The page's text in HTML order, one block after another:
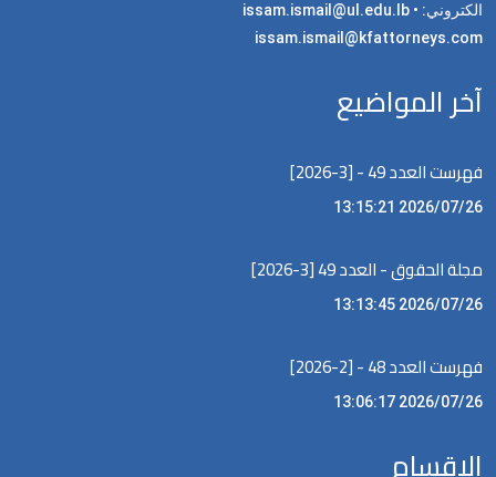
الكتروني: issam.ismail@ul.edu.lb •
issam.ismail@kfattorneys.com
آخر المواضيع
فهرست العدد 49 - [3-2026]
2026/07/26 13:15:21
مجلة الحقوق - العدد 49 [3-2026]
2026/07/26 13:13:45
فهرست العدد 48 - [2-2026]
2026/07/26 13:06:17
الاقسام